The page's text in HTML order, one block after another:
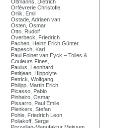
Oltmanns, Dietrich
Orfèvrerie Christofle,
Orlik, Emil
Ostade, Adriaen van
Osten, Osmar
Otto, Rudolf
Overbeck, Friedrich
Pachen, Heinz Erich Günter
Papesch, Karl
Paul Foinet van Eyck – Toiles &
Couleurs Fines,
Paulus, Leonhard
Petitjean, Hippolyte
Petrick, Wolfgang
Philipp, Martin Erich
Picasso, Pablo
Pinheiro, Osmar
Pissarro, Paul Émile
Plenkers, Stefan
Pohle, Friedrich Leon
Poliakoff, Serge